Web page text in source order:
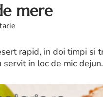
mere
rapid, in doi timpi si
in loc de mic